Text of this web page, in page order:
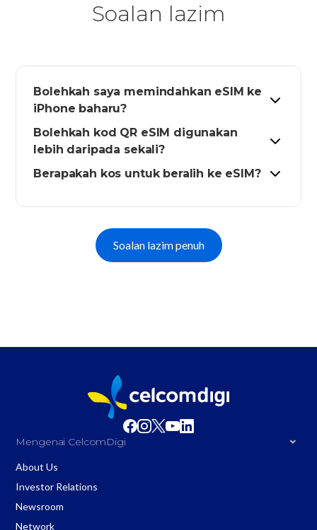
Soalan lazim
Bolehkah saya memindahkan eSIM ke
iPhone baharu?
Bolehkah kod QR eSIM digunakan
lebih daripada sekali?
Berapakah kos untuk beralih ke eSIM?
Soalan lazim penuh
Mengenai CelcomDigi
About Us
Investor Relations
Newsroom
Network